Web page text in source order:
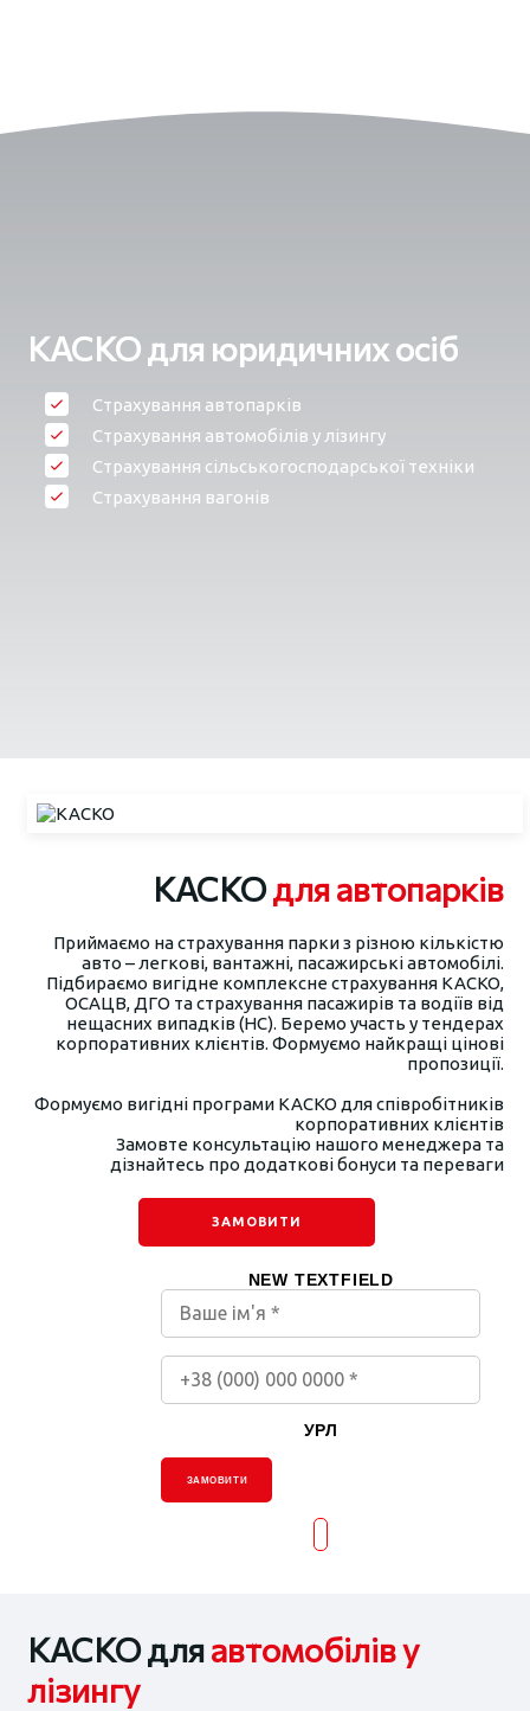
КАСКО для юридичних осіб
Страхування автопарків
Страхування автомобілів у лізингу
Страхування сільськогосподарської техніки
Страхування вагонів
КАСКОдля автопарків
Приймаємо на страхування парки з різною кількістю
авто – легкові, вантажні, пасажирські автомобілі.
Підбираємо вигідне комплексне страхування КАСКО,
ОСАЦВ, ДГО та страхування пасажирів та водіїв від
нещасних випадків (НС). Беремо участь у тендерах
корпоративних клієнтів. Формуємо найкращі цінові
пропозиції.
Формуємо вигідні програми КАСКО для співробітників
корпоративних клієнтів
Замовте консультацію нашого менеджера та
дізнайтесь про додаткові бонуси та переваги
ЗАМОВИТИ
NEW TEXTFIELD
УРЛ
ЗАМОВИТИ
КАСКО дляавтомобілів у
лізингу